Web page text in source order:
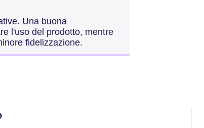
Una buona
l'uso del prodotto, mentre
fidelizzazione.